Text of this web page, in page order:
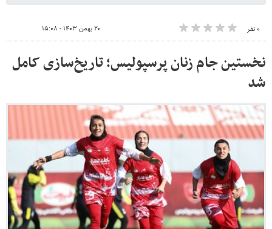
۰ نفر ۲۰ بهمن ۱۴۰۳ - ۱۵:۰۸
نخستین جام زنان پرسپولیس؛ تاریخ‌سازی کامل
شد